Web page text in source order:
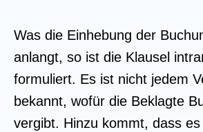
Was die Einhebung der
anlangt, so ist die Klausel
formuliert. Es ist nicht jedem
bekannt, wofür die Beklagte
vergibt. Hinzu kommt, dass